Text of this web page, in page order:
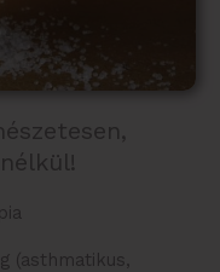
(asthmatikus,